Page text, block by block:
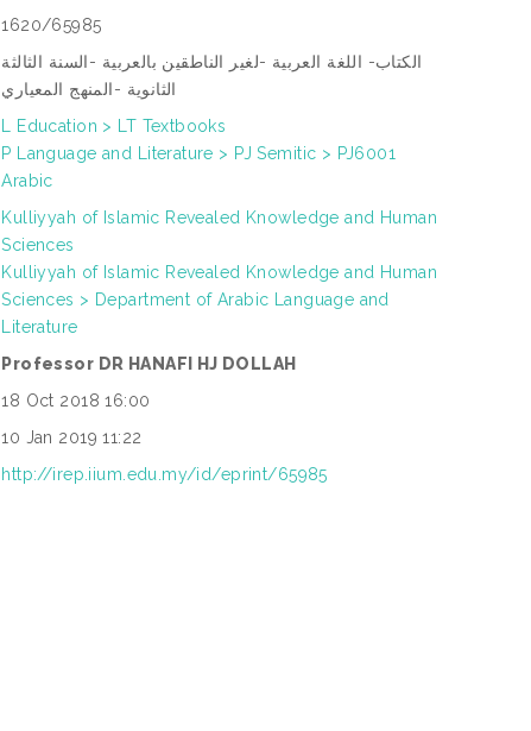
1620/65985
الكتاب- اللغة العربية -لغير الناطقين بالعربية -السنة الثالثة
الثانوية -المنهج المعياري
L Education > LT Textbooks
P Language and Literature > PJ Semitic > PJ6001
Arabic
Kulliyyah of Islamic Revealed Knowledge and Human
Sciences
Kulliyyah of Islamic Revealed Knowledge and Human
Sciences > Department of Arabic Language and
Literature
Professor DR HANAFI HJ DOLLAH
18 Oct 2018 16:00
10 Jan 2019 11:22
http://irep.iium.edu.my/id/eprint/65985